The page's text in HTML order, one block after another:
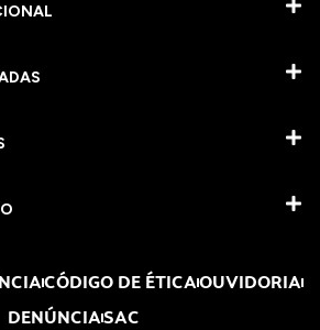
CÓDIGO DE ÉTICAOUVIDORIA
DENÚNCIASAC